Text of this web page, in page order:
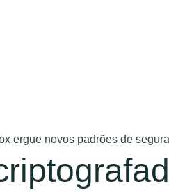
ergue novos padrões de